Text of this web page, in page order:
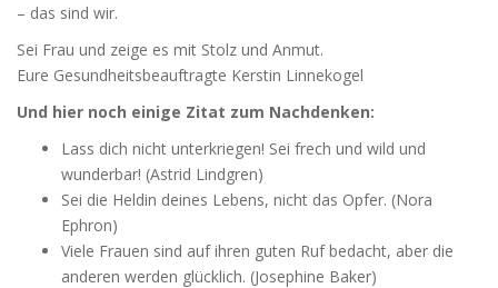
– das sind wir.
Sei Frau und zeige es mit Stolz und Anmut.
Eure Gesundheitsbeauftragte Kerstin Linnekogel
Und hier noch einige Zitat zum Nachdenken:
Lass dich nicht unterkriegen! Sei frech und wild und
wunderbar! (Astrid Lindgren)
Sei die Heldin deines Lebens, nicht das Opfer. (Nora
Ephron)
Viele Frauen sind auf ihren guten Ruf bedacht, aber die
anderen werden glücklich. (Josephine Baker)